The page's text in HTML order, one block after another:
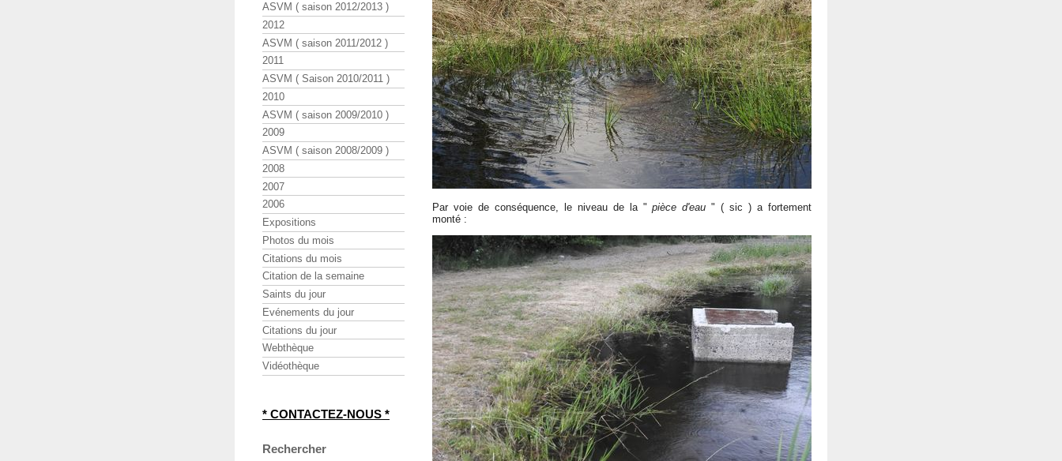
Par voie de conséquence, le niveau de la "pièce d'eau " ( sic ) a fortement
monté :
ASVM ( saison 2012/2013 )
2012
ASVM ( saison 2011/2012 )
2011
ASVM ( Saison 2010/2011 )
2010
ASVM ( saison 2009/2010 )
2009
ASVM ( saison 2008/2009 )
2008
2007
2006
Expositions
Photos du mois
Citations du mois
Citation de la semaine
Saints du jour
Evénements du jour
Citations du jour
Webthèque
Vidéothèque
* CONTACTEZ-NOUS *
Rechercher